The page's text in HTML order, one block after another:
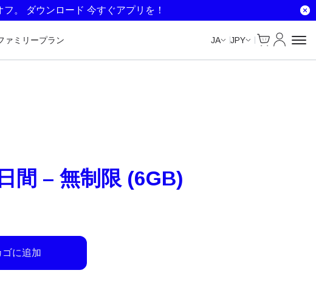
。 ダウンロード 今すぐアプリを！
ァミリープラン JA JPY
Cart
マイアカ
間 – 無制限 (6GB)
に追加